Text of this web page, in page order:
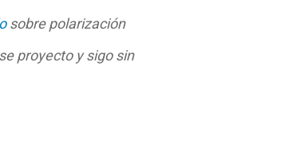
sobre polarización
proyecto y sigo sin